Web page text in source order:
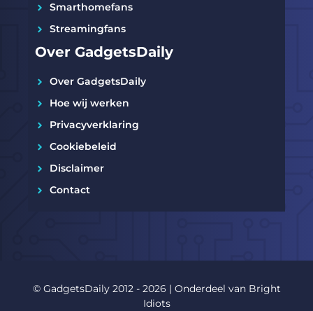
Smarthomefans
Streamingfans
Over GadgetsDaily
Over GadgetsDaily
Hoe wij werken
Privacyverklaring
Cookiebeleid
Disclaimer
Contact
© GadgetsDaily 2012 - 2026 | Onderdeel van Bright
Idiots